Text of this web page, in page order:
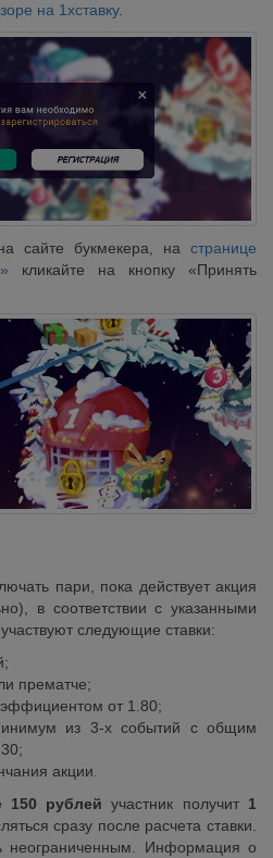
на 1хставку.
сайте букмекера, на странице
кликайте на кнопку «Принять
пари, пока действует акция
в соответствии с указанными
следующие ставки:
прематче;
от 1.80;
из 3-х событий с общим
акции.
150 рублей участник получит 1
сразу после расчета ставки.
неограниченным. Информация о